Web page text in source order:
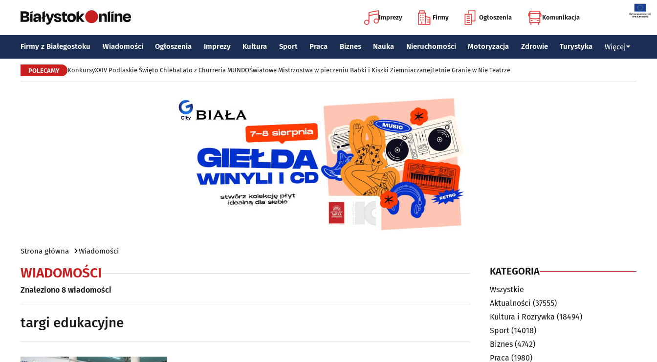
Imprezy Firmy Ogłoszenia Komunikacja
Firmy z Białegostoku Wiadomości Ogłoszenia Imprezy Kultura Sport Praca Biznes Nauka Nieruchomości Motoryzacja Zdrowie Turystyka Więcej
POLECAMY KonkursyXXIV Podlaskie Święto ChlebaLato z Churreria MUNDOŚwiatowe Mistrzostwa w pieczeniu Babki i Kiszki ZiemniaczanejLetnie Granie w Nie Teatrze
Strona główna Wiadomości
WIADOMOŚCI
Znaleziono 8 wiadomości
targi edukacyjne
KATEGORIA
Wszystkie
Aktualności (37555)
Kultura i Rozrywka (18494)
Sport (14018)
Biznes (4742)
Praca (1980)